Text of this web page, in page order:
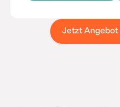
Jetzt